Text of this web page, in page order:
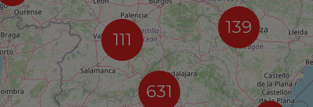
111
631
139